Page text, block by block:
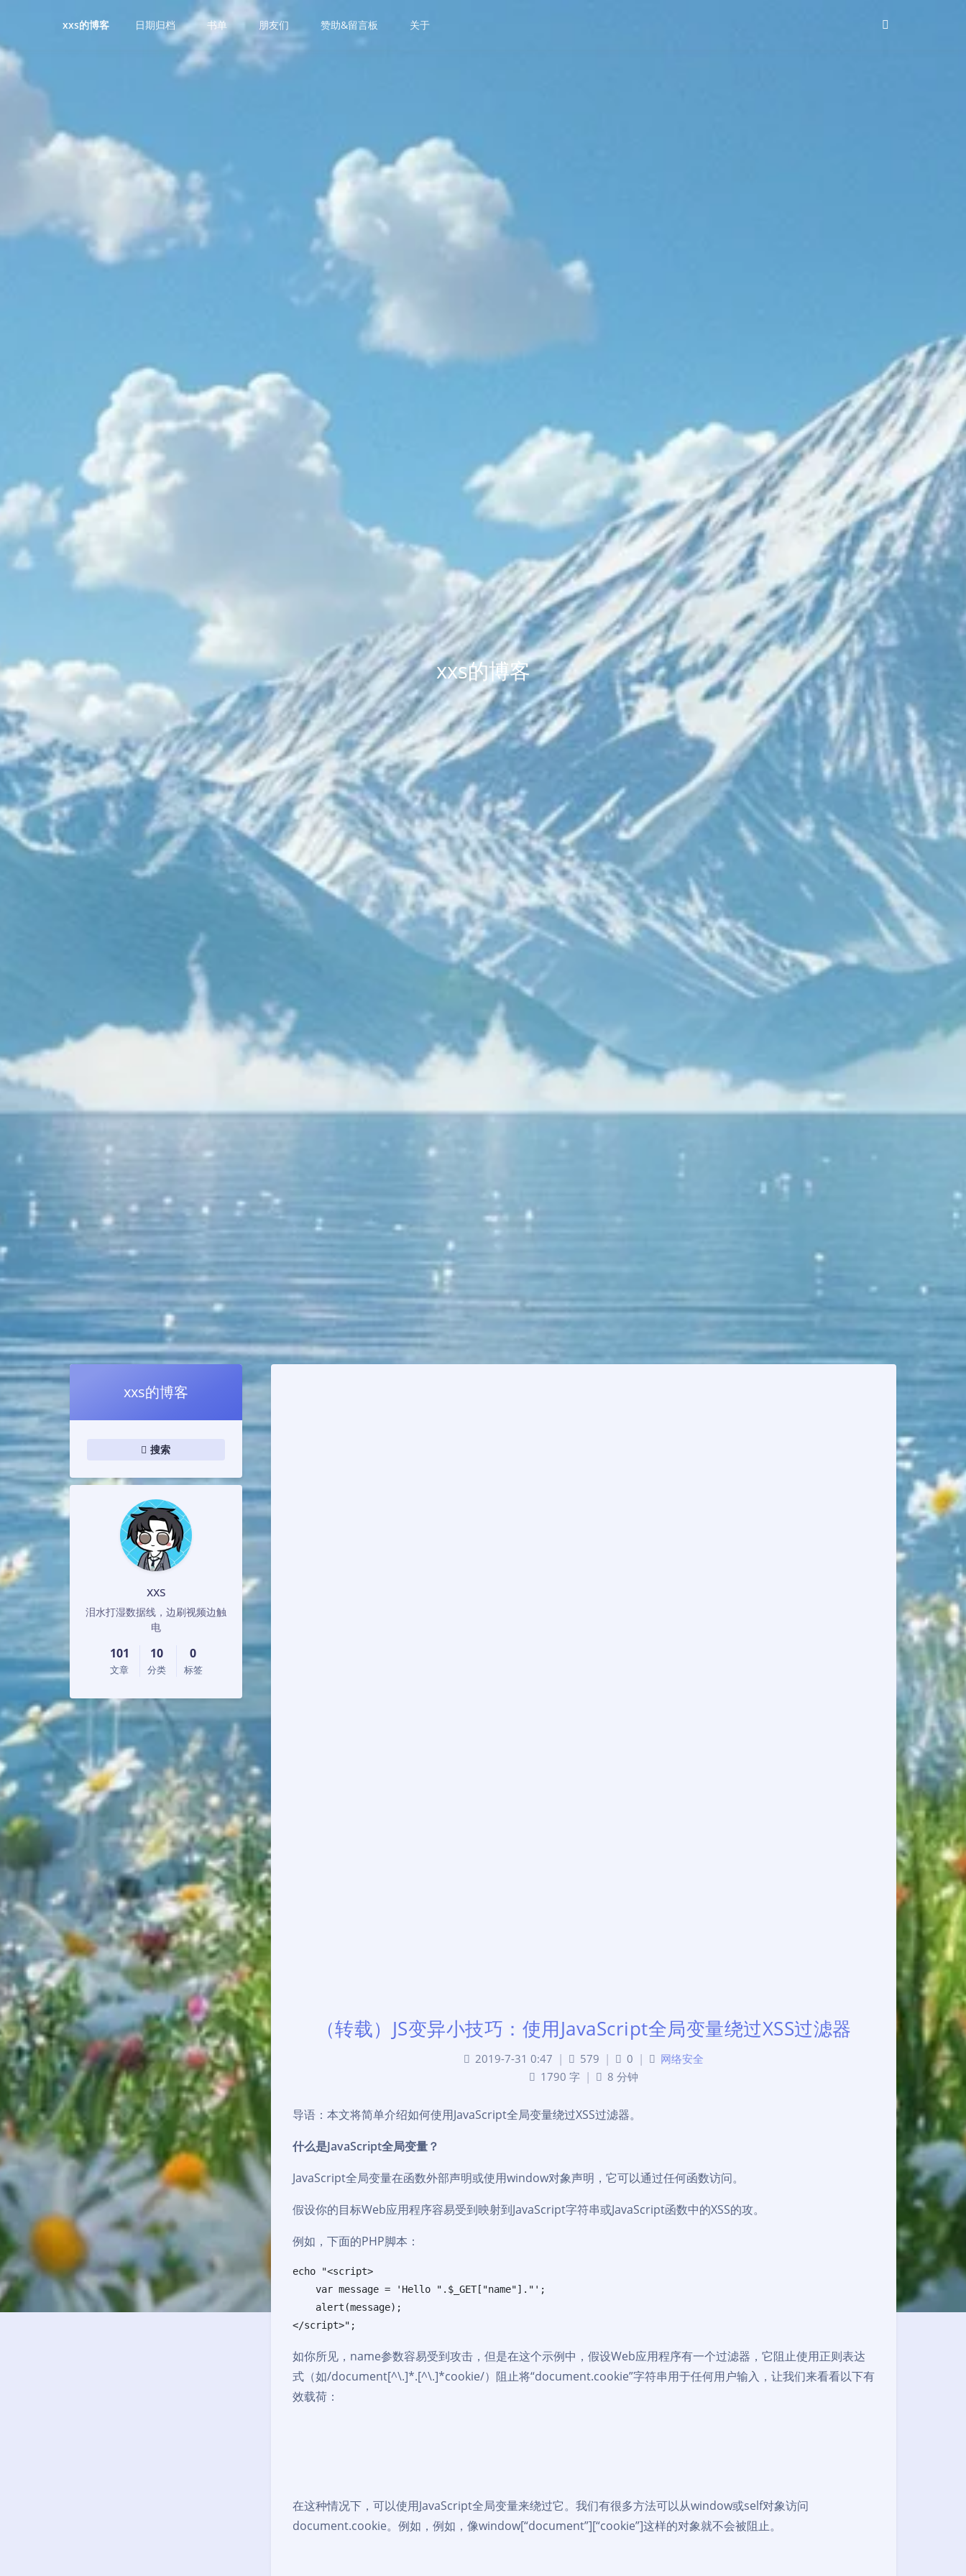
xxs的博客 日期归档 书单 朋友们 赞助&留言板 关于
xxs的博客
xxs的博客
搜索
xxs
泪水打湿数据线，边刷视频边触
电
101
文章
10
分类
0
标签
（转载）JS变异小技巧：使用JavaScript全局变量绕过XSS过滤器
2019-7-31 0:47 | 579 | 0 |
网络安全
1790 字 | 8 分钟
导语：本文将简单介绍如何使用JavaScript全局变量绕过XSS过滤器。
什么是JavaScript全局变量？
JavaScript全局变量在函数外部声明或使用window对象声明，它可以通过任何函数访问。
假设你的目标Web应用程序容易受到映射到JavaScript字符串或JavaScript函数中的XSS的攻。
例如，下面的PHP脚本：
echo "<script>
var message = 'Hello ".$_GET["name"]."';
alert(message);
</script>";
如你所见，name参数容易受到攻击，但是在这个示例中，假设Web应用程序有一个过滤器，它阻止使用正则表达
式（如/document[^\.]*.[^\.]*cookie/）阻止将“document.cookie”字符串用于任何用户输入，让我们来看看以下有
效载荷：
在这种情况下，可以使用JavaScript全局变量来绕过它。我们有很多方法可以从window或self对象访问
document.cookie。例如，例如，像window[“document”][“cookie”]这样的对象就不会被阻止。